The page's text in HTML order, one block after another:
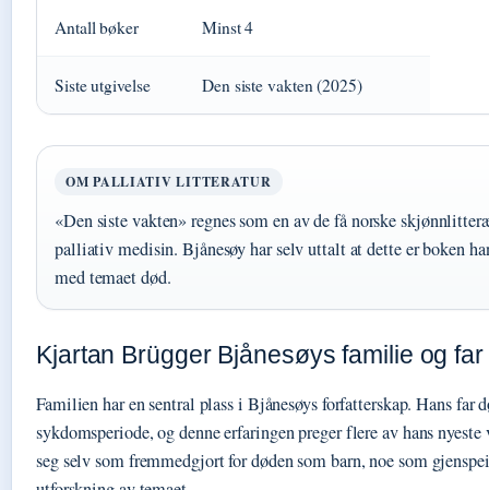
Antall bøker Minst 4
Siste utgivelse Den siste vakten (2025)
OM PALLIATIV LITTERATUR
«Den siste vakten» regnes som en av de få norske
palliativ medisin. Bjånesøy har selv uttalt at dette er boken
med temaet død.
Kjartan Brügger Bjånesøys familie og far
Familien har en sentral plass i Bjånesøys forfatterskap. Hans far
sykdomsperiode, og denne erfaringen preger flere av hans
seg selv som fremmedgjort for døden som barn, noe som